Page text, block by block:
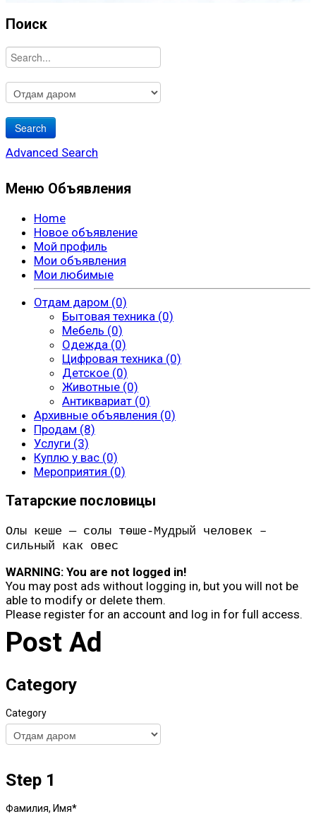
Поиск
Advanced Search
Меню Объявления
Home
Новое объявление
Мой профиль
Мои объявления
Мои любимые
Отдам даром (0)
Бытовая техника (0)
Мебель (0)
Одежда (0)
Цифровая техника (0)
Детское (0)
Животные (0)
Антиквариат (0)
Архивные объявления (0)
Продам (8)
Услуги (3)
Куплю у вас (0)
Мероприятия (0)
Татарские пословицы
Олы кеше — солы төше-Мудрый человек –
сильный как овес
WARNING: You are not logged in!
You may post ads without logging in, but you will not be
able to modify or delete them.
Please register for an account and log in for full access.
Post Ad
Category
Category
Step 1
Фамилия, Имя*